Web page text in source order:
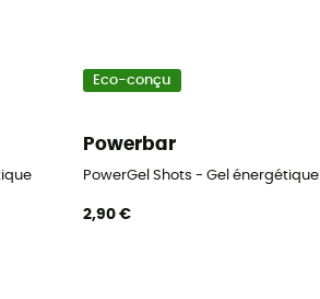
Eco-conçu
Powerbar
PowerGel Shots - Gel énergétique
2,90 €